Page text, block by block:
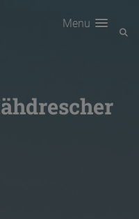
Menu